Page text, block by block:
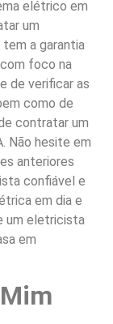
elétrico em
um
a garantia
foco na
de verificar as
como de
contratar um
Não hesite em
anteriores
confiável e
em dia e
um eletricista
em